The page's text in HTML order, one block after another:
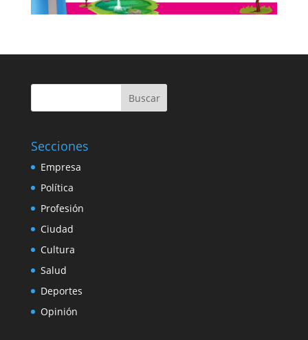
Buscar
Secciones
Empresa
Política
Profesión
Ciudad
Cultura
Salud
Deportes
Opinión